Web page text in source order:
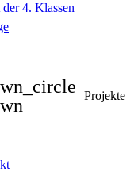
4. Klassen
Projekte